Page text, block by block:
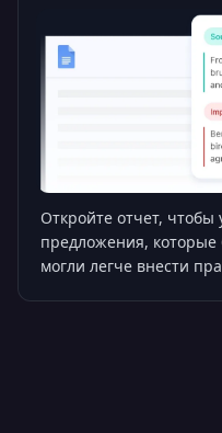
Откройте отчет,
предложения,
могли легче внести